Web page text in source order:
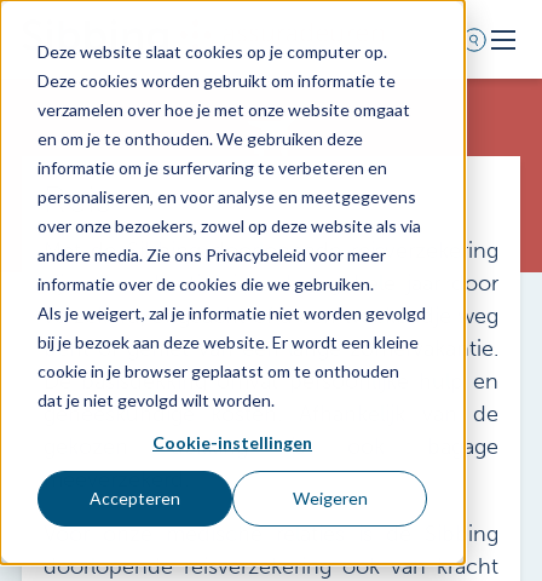
Deze website slaat cookies op je computer op.
Deze cookies worden gebruikt om informatie te
verzamelen over hoe je met onze website omgaat
en om je te onthouden. We gebruiken deze
informatie om je surfervaring te verbeteren en
personaliseren, en voor analyse en meetgegevens
over onze bezoekers, zowel op deze website als via
andere media. Zie ons Privacybeleid voor meer
informatie over de cookies die we gebruiken.
Als je weigert, zal je informatie niet worden gevolgd
bij je bezoek aan deze website. Er wordt een kleine
cookie in je browser geplaatst om te onthouden
dat je niet gevolgd wilt worden.
Cookie-instellingen
Accepteren Weigeren
Home
Verzekeringsaanbod
Verzekeraars
Verzekeringskaarten
Assurantiekantoren
Schade melden
Over ons
0318 - 544 044
Reis
Met de Sibbing doorlopende reisverzekering
zijn alle vakantiereizen het gehele jaar door
verzekerd, ongeacht of u een weekendje weg
bent of geniet van een lange zomervakantie.
De basisdekking omvat persoonlijke hulp en
geneeskundige kosten. Afhankelijk van de
gekozen dekking is ook bagage
meeverzekerd.
Voor onze medische relaties is de Sibbing
doorlopende reisverzekering ook van kracht